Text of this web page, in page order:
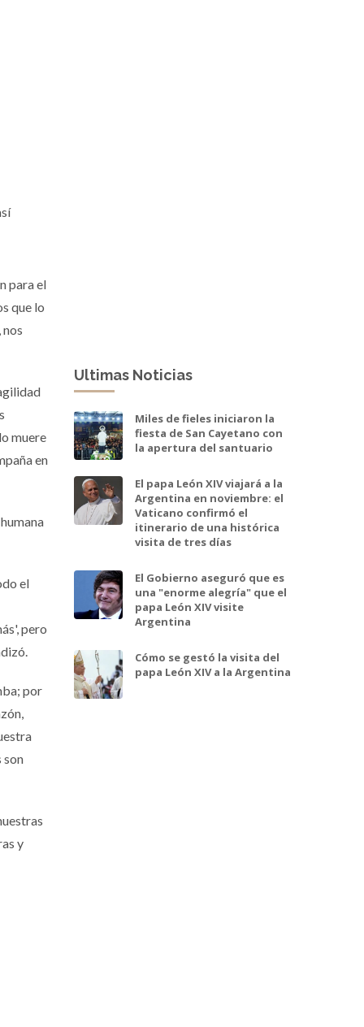
para el
que lo
nos
muere
en
el
pero
por
son
y
Ultimas Noticias
Miles de fieles iniciaron la
fiesta de San Cayetano con
la apertura del santuario
El papa León XIV viajará a la
Argentina en noviembre: el
Vaticano confirmó el
itinerario de una histórica
visita de tres días
El Gobierno aseguró que es
una "enorme alegría" que el
papa León XIV visite
Argentina
Cómo se gestó la visita del
papa León XIV a la Argentina